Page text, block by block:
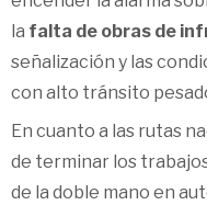
la falta de obras de
señalización y las
con alto tránsito
En cuanto a las rutas
de terminar los
de la doble mano en